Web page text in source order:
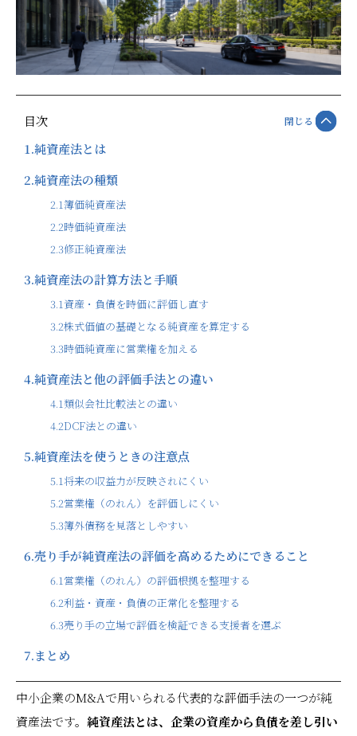
目次 閉じる
1.純資産法とは
2.純資産法の種類
2.1簿価純資産法
2.2時価純資産法
2.3修正純資産法
3.純資産法の計算方法と手順
3.1資産・負債を時価に評価し直す
3.2株式価値の基礎となる純資産を算定する
3.3時価純資産に営業権を加える
4.純資産法と他の評価手法との違い
4.1類似会社比較法との違い
4.2DCF法との違い
5.純資産法を使うときの注意点
5.1将来の収益力が反映されにくい
5.2営業権（のれん）を評価しにくい
5.3簿外債務を見落としやすい
6.売り手が純資産法の評価を高めるためにできること
6.1営業権（のれん）の評価根拠を整理する
6.2利益・資産・負債の正常化を整理する
6.3売り手の立場で評価を検証できる支援者を選ぶ
7.まとめ
中小企業のM&Aで用いられる代表的な評価手法の一つが純
資産法です。 純資産法とは、企業の資産から負債を差し引い